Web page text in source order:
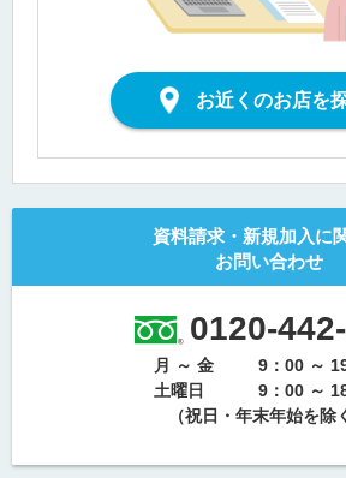
お近くのお店を
資料請求・新規加入に
お問い合わせ
0120-
月 ～ 金
9：00 ～
土曜日
9：00 ～
（祝日・年末年始を除